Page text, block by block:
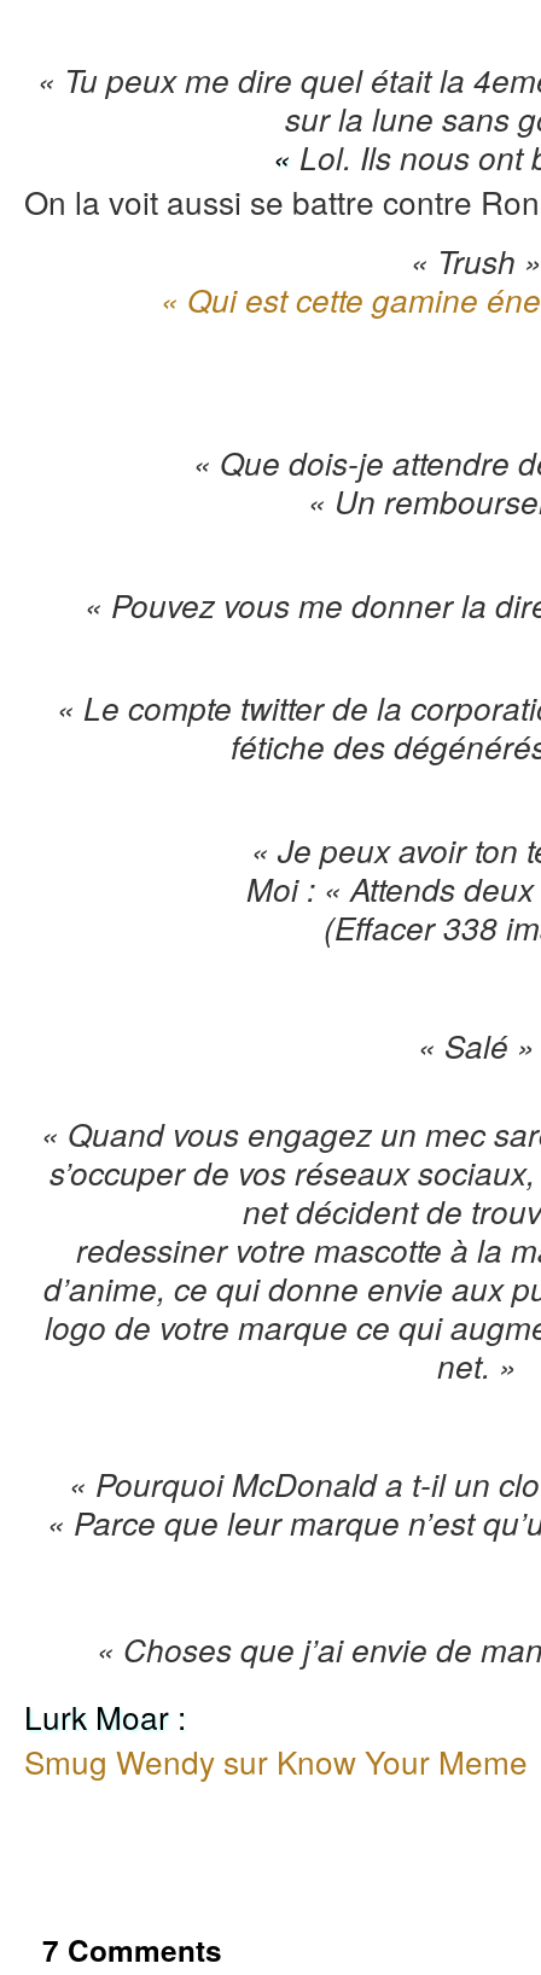
« Tu peux me dire quel était la
sur la lune sans
« Lol. Ils nous ont
On la voit aussi se battre contre
« Trush
« Qui est cette gamine
« Que dois-je attendre
« Un
« Pouvez vous me donner la
« Le compte twitter de la
fétiche des
« Je peux avoir ton
Moi : « Attends
(Effacer 338
« Salé »
« Quand vous engagez un mec
s’occuper de vos réseaux
net décident de
redessiner votre mascotte à la
d’anime, ce qui donne envie aux
logo de votre marque ce qui
net. »
« Pourquoi McDonald a t-il un
« Parce que leur marque n’est
« Choses que j’ai envie de
Lurk Moar :
Smug Wendy sur Know Your Meme
7 Comments